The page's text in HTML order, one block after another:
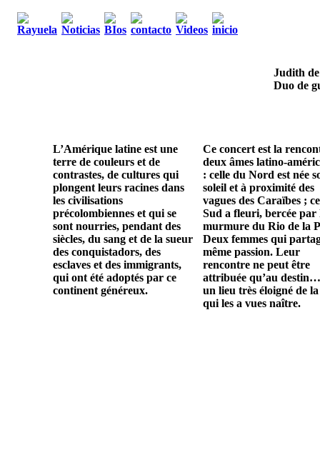
Judith
Duo de
L’Amérique latine est une
terre de couleurs et de
contrastes, de cultures qui
plongent leurs racines dans
les civilisations
précolombiennes et qui se
sont nourries, pendant des
siècles, du sang et de la sueur
des conquistadors, des
esclaves et des immigrants,
qui ont été adoptés par ce
continent généreux.
Ce concert est la
deux âmes latino-
: celle du Nord est née
soleil et à proximité des
vagues des Caraïbes ;
Sud a fleuri, bercée par
murmure du Rio de la
Deux femmes qui
même passion. Leur
rencontre ne peut être
attribuée qu’au
un lieu très éloigné de
qui les a vues naître.